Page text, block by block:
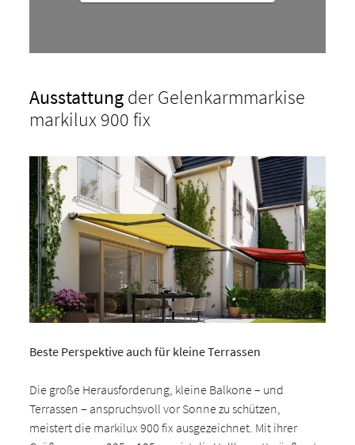
Ausstattungder Gelenkarmmarkise
markilux 900 fix
Beste Perspektive auch für kleine Terrassen
Die große Herausforderung, kleine Balkone – und
Terrassen – anspruchsvoll vor Sonne zu schützen,
meistert die markilux 900 fix ausgezeichnet. Mit ihrer